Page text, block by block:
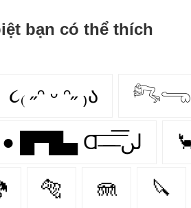
bạn có thể thích
૮₍ ˶ᵔ ᵕ ᵔ˶ ₎ა 𓀐𓂸
● █▀█▄ Ɑ͞ ̶͞ ̶͞ ̶͞ لں͞
🐅 🪼 🔪